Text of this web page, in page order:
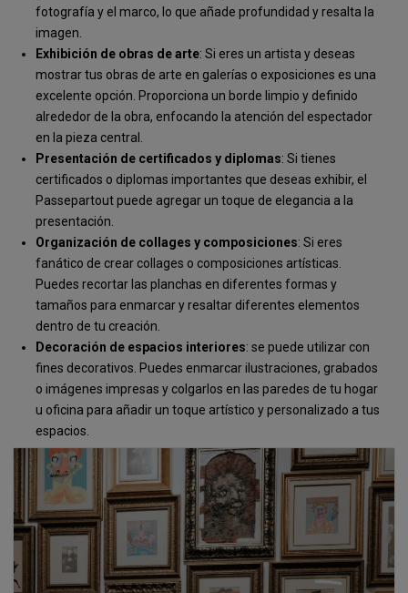
fotografía y el marco, lo que añade profundidad y resalta la
imagen.
Exhibición de obras de arte: Si eres un artista y deseas
mostrar tus obras de arte en galerías o exposiciones es una
excelente opción. Proporciona un borde limpio y definido
alrededor de la obra, enfocando la atención del espectador
en la pieza central.
Presentación de certificados y diplomas: Si tienes
certificados o diplomas importantes que deseas exhibir, el
Passepartout puede agregar un toque de elegancia a la
presentación.
Organización de collages y composiciones: Si eres
fanático de crear collages o composiciones artísticas.
Puedes recortar las planchas en diferentes formas y
tamaños para enmarcar y resaltar diferentes elementos
dentro de tu creación.
Decoración de espacios interiores: se puede utilizar con
fines decorativos. Puedes enmarcar ilustraciones, grabados
o imágenes impresas y colgarlos en las paredes de tu hogar
u oficina para añadir un toque artístico y personalizado a tus
espacios.